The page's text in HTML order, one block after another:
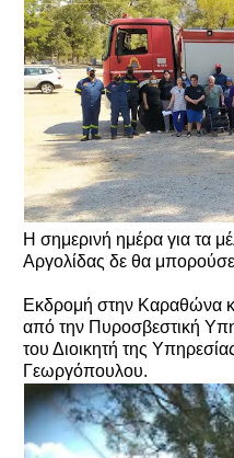
Η σημερινή ημέρα για τα
Αργολίδας δε θα
Εκδρομή στην Καραθώνα
από την Πυροσβεστική
του Διοικητή της
Γεωργόπουλου.